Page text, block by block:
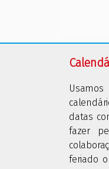
datas
fazer
feriado